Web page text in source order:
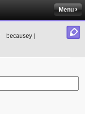
Menu
becausey |